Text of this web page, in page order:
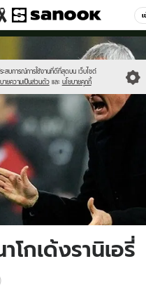
ห
ระสบการณ์การใช้งานที่ดีที่สุดบน เว็บไซต์
ายความเป็นส่วนตัว และ นโยบายคุกกี้
logo-
14/71571/rani.jpg
โกเด้งรานิเอรี่